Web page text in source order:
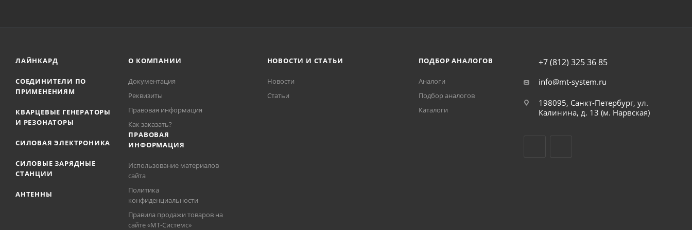
ЛАЙНКАРД
СОЕДИНИТЕЛИ ПО
ПРИМЕНЕНИЯМ
КВАРЦЕВЫЕ ГЕНЕРАТОРЫ
И РЕЗОНАТОРЫ
СИЛОВАЯ ЭЛЕКТРОНИКА
СИЛОВЫЕ ЗАРЯДНЫЕ
СТАНЦИИ
АНТЕННЫ
О КОМПАНИИ
Документация
Реквизиты
Правовая информация
Как заказать?
ПРАВОВАЯ
ИНФОРМАЦИЯ
Использование материалов
сайта
Политика
конфиденциальности
Правила продажи товаров на
сайте «МТ-Системс»
НОВОСТИ И СТАТЬИ
Новости
Статьи
ПОДБОР АНАЛОГОВ
Аналоги
Подбор аналогов
Каталоги
+7 (812) 325 36 85
info@mt-system.ru
198095, Санкт-Петербург, ул.
Калинина, д. 13 (м. Нарвская)